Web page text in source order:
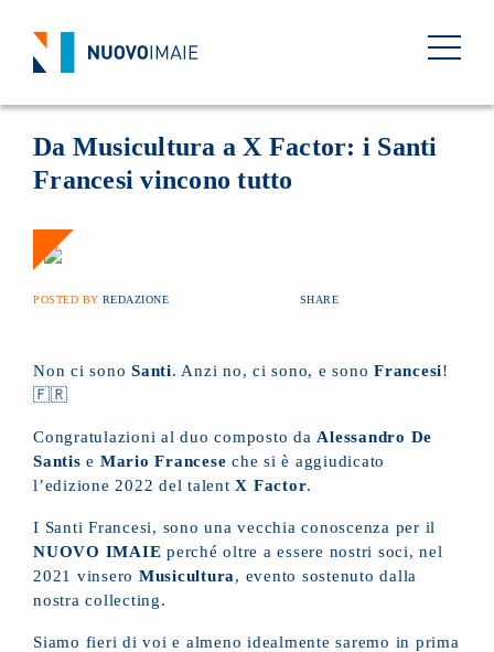
Da Musicultura a X Factor: i Santi
Francesi vincono tutto
POSTED BY REDAZIONE SHARE
Non ci sono Santi. Anzi no, ci sono, e sono Francesi!
🇫🇷
Congratulazioni al duo composto da Alessandro De
Santis e Mario Francese che si è aggiudicato
l’edizione 2022 del talentX Factor.
I Santi Francesi, sono una vecchia conoscenza per il
NUOVO IMAIE perché oltre a essere nostri soci, nel
2021 vinsero Musicultura, evento sostenuto dalla
nostra collecting.
Siamo fieri di voi e almeno idealmente saremo in prima